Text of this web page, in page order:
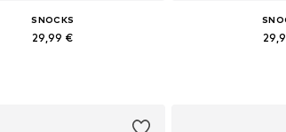
SNOCKS
29,99 €